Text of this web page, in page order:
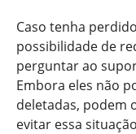
Caso tenha
possibilidade de
perguntar ao
Embora eles não
deletadas, podem
evitar essa